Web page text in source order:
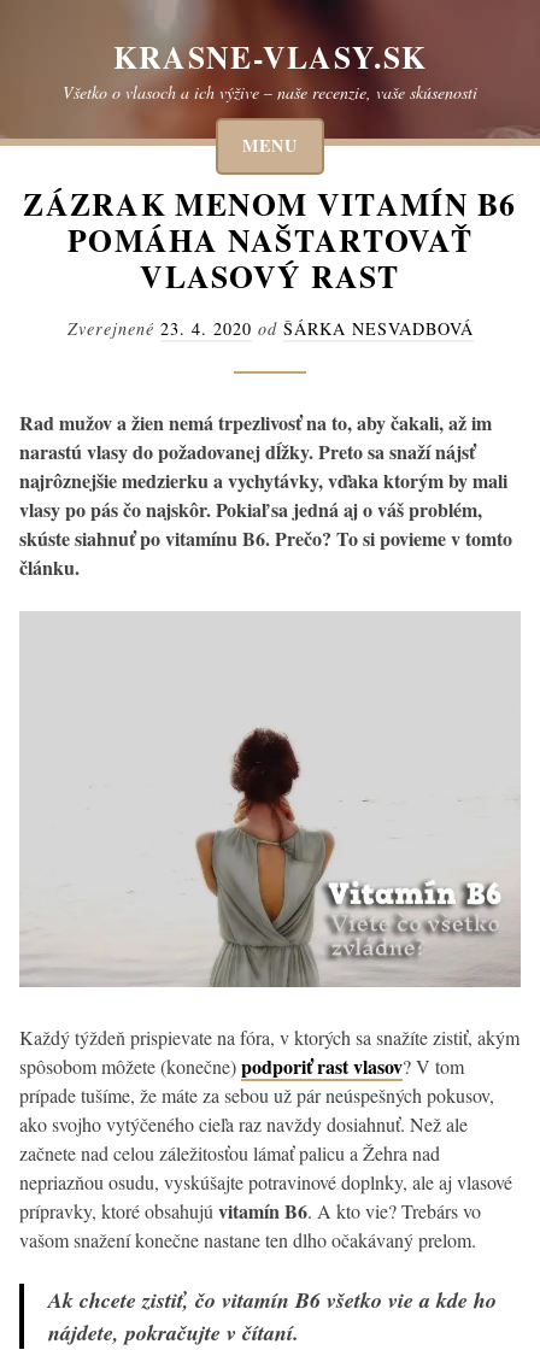
KRASNE-VLASY.SK
Všetko o vlasoch a ich výžive – naše recenzie, vaše skúsenosti
MENU
ZÁZRAK MENOM VITAMÍN B6
POMÁHA NAŠTARTOVAŤ
VLASOVÝ RAST
Zverejnené 23. 4. 2020 od ŠÁRKA NESVADBOVÁ
Rad mužov a žien nemá trpezlivosť na to, aby čakali, až im
narastú vlasy do požadovanej dĺžky. Preto sa snaží nájsť
najrôznejšie medzierku a vychytávky, vďaka ktorým by mali
vlasy po pás čo najskôr. Pokiaľ sa jedná aj o váš problém,
skúste siahnuť po vitamínu B6. Prečo? To si povieme v tomto
článku.
Každý týždeň prispievate na fóra, v ktorých sa snažíte zistiť, akým
spôsobom môžete (konečne)podporiť rast vlasov? V tom
prípade tušíme, že máte za sebou už pár neúspešných pokusov,
ako svojho vytýčeného cieľa raz navždy dosiahnuť. Než ale
začnete nad celou záležitosťou lámať palicu a Žehra nad
nepriazňou osudu, vyskúšajte potravinové doplnky, ale aj vlasové
prípravky, ktoré obsahujúvitamín B6. A kto vie? Trebárs vo
vašom snažení konečne nastane ten dlho očakávaný prelom.
Ak chcete zistiť, čo vitamín B6 všetko vie a kde ho
nájdete, pokračujte v čítaní.